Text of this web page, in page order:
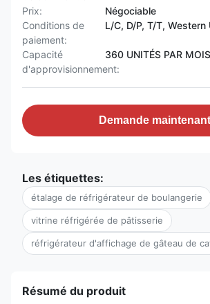
Prix:
Négociable
Conditions de
paiement:
L/C, D/P, T/T, Western
Capacité
d'approvisionnement:
360 UNITÉS PAR MOIS
Demande maintenant
Les étiquettes:
étalage de réfrigérateur de boulangerie
vitrine réfrigérée de pâtisserie
réfrigérateur d'affichage de gâteau de
Résumé du produit